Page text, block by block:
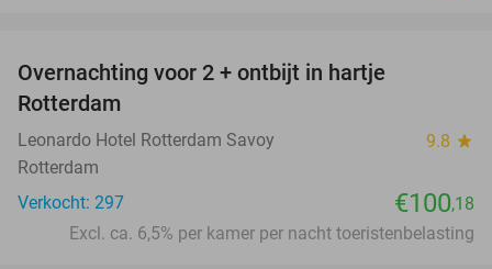
Overnachting voor 2 + ontbijt in hartje
Rotterdam
Leonardo Hotel Rotterdam Savoy 9.8 star
Rotterdam
Verkocht: 297
€100,18
Excl. ca. 6,5% per kamer per nacht toeristenbelasting